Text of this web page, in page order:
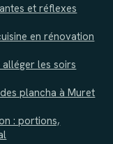
et réflexes
en rénovation
les soirs
plancha à Muret
: portions,